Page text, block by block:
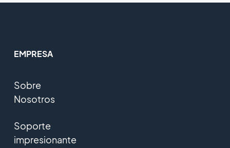
EMPRESA
Sobre
Nosotros
Soporte
impresionante